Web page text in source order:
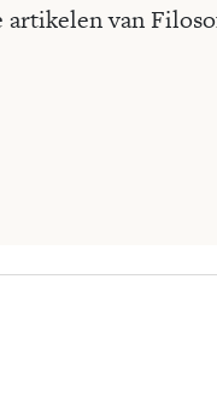
van